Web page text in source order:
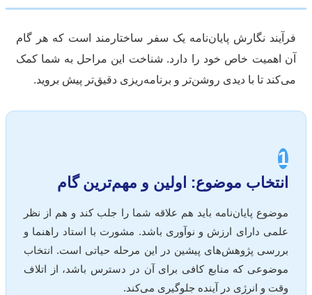
نگارش پایان‌نامه یک سفر ساختارمند است که هر گام
اهمیت خاص خود را دارد. شناخت این مراحل به شما کمک
تا با دیدی روشن‌تر و برنامه‌ریزی دقیق‌تر پیش بروید.
انتخاب موضوع: اولین و مهم‌ترین گام
موضوع پایان‌نامه باید هم علاقه شما را جلب کند و هم از نظر
علمی دارای ارزش و نوآوری باشد. مشورت با استاد راهنما و
بررسی پژوهش‌های پیشین در این مرحله حیاتی است. انتخاب
موضوعی که منابع کافی برای آن در دسترس باشد، از اتلاف
وقت و انرژی در آینده جلوگیری می‌کند.